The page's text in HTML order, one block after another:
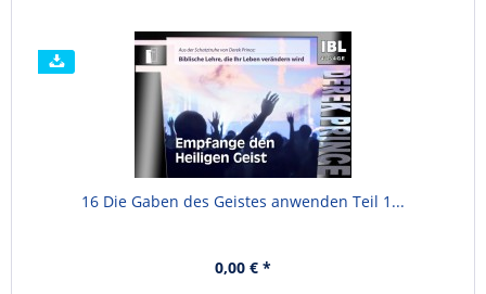
16 Die Gaben des Geistes anwenden Teil 1...
0,00 € *